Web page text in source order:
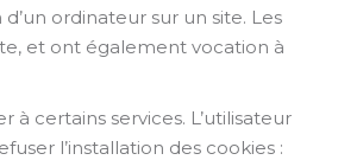
ordinateur sur un site. Les
et ont également vocation à
à certains services. L’utilisateur
l’installation des cookies :